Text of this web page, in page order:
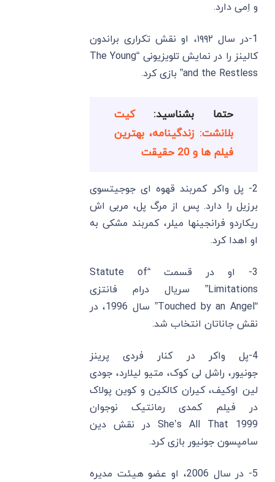
و اِمی دارد.
1-در سال ۱۹۹۲، او نقش تکراری براندون
کالینز را در نمایش تلویزیونی “The Young
and the Restless” بازی کرد.
حتما بشناسید:کیت
بلانشت: زندگینامه، بهترین
فیلم ها و 20 حقیقت
2- پل واکر کمربند قهوه ‌ای جوجیتسوی
برزیل را دارد. پس از مرگ پل، مربی ‌اش
ریکاردو فرانجینها میلر، کمربند مشکی به
او اهدا کرد.
3- او در قسمت “Statute of
Limitations” سریال درام فانتزی
“Touched by an Angel” سال 1996، در
نقش جاناتان انتخاب شد.
4-پل واکر در کنار فردی پرینز
جونیور، راشل لی کوک، متیو لیلارد، جودی
لین اوکیف، کیران کالکین و کوین پولاک
در فیلم کمدی رمانتیک نوجوان
1999 She’s All That در نقش دین
سامپسون جونیور بازی کرد.
5- در سال 2006، او عضو هیئت مدیره